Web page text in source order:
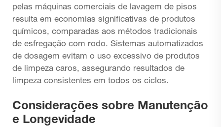
pelas máquinas comerciais de lavagem de pisos
resulta em economias significativas de produtos
químicos, comparadas aos métodos tradicionais
de esfregação com rodo. Sistemas automatizados
de dosagem evitam o uso excessivo de produtos
de limpeza caros, assegurando resultados de
limpeza consistentes em todos os ciclos.
Considerações sobre Manutenção
e Longevidade